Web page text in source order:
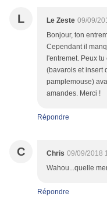
L Le Zeste 09/09/
Bonjour, ton
Cependant il
l'entremet. Peux
(bavarois et insert
pamplemouse)
amandes. Merci !
Répondre
C Chris 09/09/2018
Wahou...quelle
Répondre